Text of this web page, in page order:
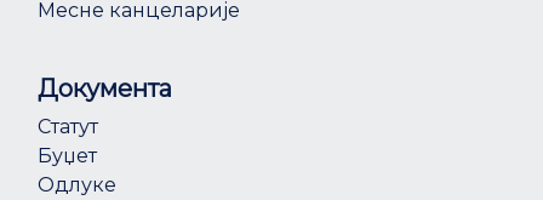
Месне канцеларије
Документа
Статут
Буџет
Одлуке